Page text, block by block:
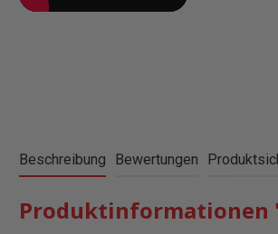
Beschreibung Bewertungen
Produktinformationen